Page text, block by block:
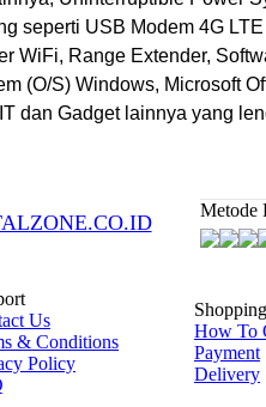
seperti USB Modem 4G LTE
WiFi, Range Extender,
(O/S) Windows, Microsoft
dan Gadget lainnya yang
Metode
Us
& Conditions
Policy
Shopping
How To
Payment
Delivery